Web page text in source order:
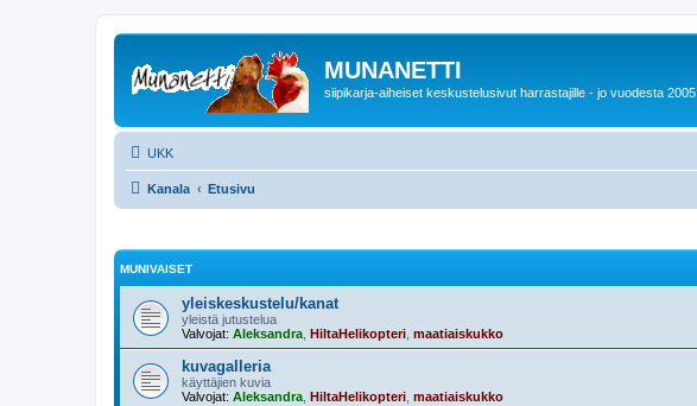
MUNANETTI
siipikarja-aiheiset keskustelusivut harrastajille - jo vuodesta 2005
UKK
Kanala Etusivu
MUNIVAISET
yleiskeskustelu/kanat
yleistä jutustelua
Valvojat: Aleksandra HiltaHelikopteri maatiaiskukko
kuvagalleria
käyttäjien kuvia
Valvojat: Aleksandra HiltaHelikopteri maatiaiskukko